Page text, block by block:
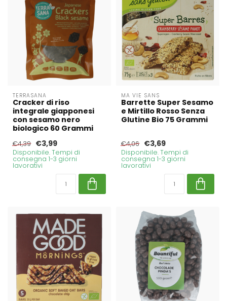
TERRASANA
Cracker di riso
integrale giapponesi
con sesamo nero
biologico 60 Grammi
€4,39 €3,99
Disponibile. Tempi di
consegna 1-3 giorni
lavorativi
MA VIE SANS
Barrette Super Sesamo
e Mirtillo Rosso Senza
Glutine Bio 75 Grammi
€4,06 €3,69
Disponibile. Tempi di
consegna 1-3 giorni
lavorativi